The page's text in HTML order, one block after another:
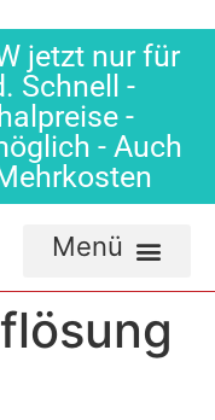
jetzt nur für
Schnell -
-
- Auch